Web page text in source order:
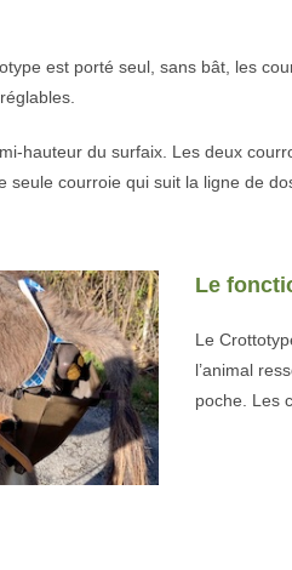
est porté seul, sans bât, les
hauteur du surfaix. Les deux
courroie qui suit la ligne de
Le
Le
l’animal
poche. Les